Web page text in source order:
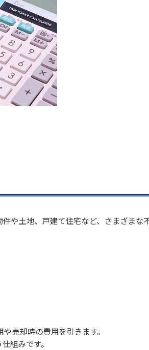
や土地、戸建て住宅など、さまざまな
売却時の費用を引きます。
組みです。